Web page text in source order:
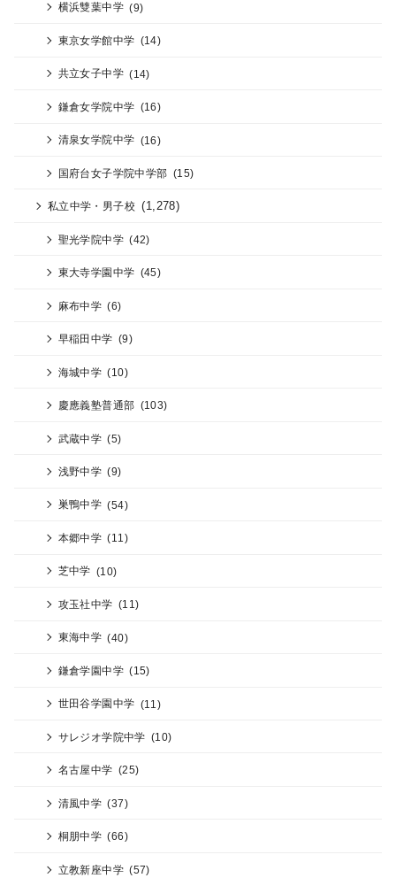
横浜雙葉中学 (9)
東京女学館中学 (14)
共立女子中学 (14)
鎌倉女学院中学 (16)
清泉女学院中学 (16)
国府台女子学院中学部 (15)
私立中学・男子校 (1,278)
聖光学院中学 (42)
東大寺学園中学 (45)
麻布中学 (6)
早稲田中学 (9)
海城中学 (10)
慶應義塾普通部 (103)
武蔵中学 (5)
浅野中学 (9)
巣鴨中学 (54)
本郷中学 (11)
芝中学 (10)
攻玉社中学 (11)
東海中学 (40)
鎌倉学園中学 (15)
世田谷学園中学 (11)
サレジオ学院中学 (10)
名古屋中学 (25)
清風中学 (37)
桐朋中学 (66)
立教新座中学 (57)